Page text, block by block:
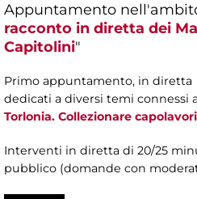
Appuntamento
racconto in diretta dei
Capitolini"
Primo appuntamento, in diretta
dedicati a diversi temi connessi
Torlonia. Collezionare capolavori
Interventi in diretta di 20/25
pubblico (domande con